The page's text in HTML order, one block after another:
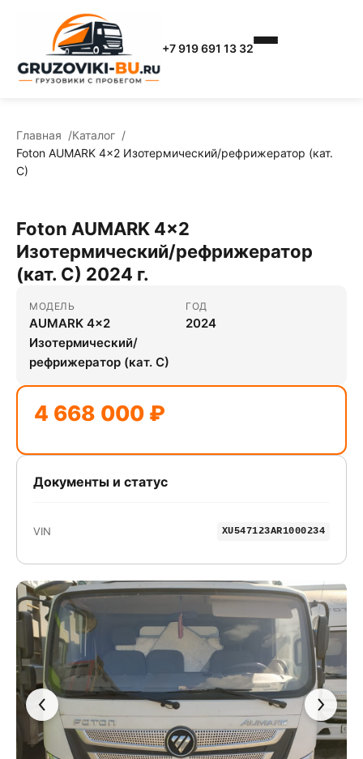
+7 919 691 13 32
Главная
Каталог
Foton AUMARK 4x2 Изотермический/рефрижератор (кат.
С)
Foton AUMARK 4x2
Изотермический/рефрижератор
(кат. С) 2024 г.
МОДЕЛЬ
AUMARK 4x2
Изотермический/
рефрижератор (кат. С)
ГОД
2024
4 668 000 ₽
Документы и статус
VIN XU547123AR1000234